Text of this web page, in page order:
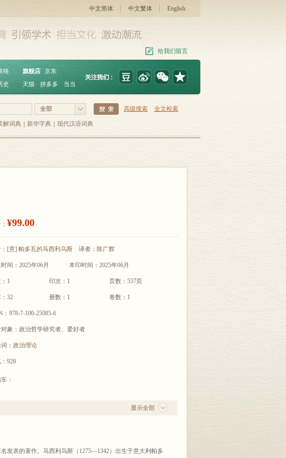
中文简体 中文繁体 English
给我们留言
络
史
旗舰店 京东
天猫
拼多多 当当
全部 高级搜索 全文检索
解词典 新华字典 现代汉语词典
¥99.00
[意] 帕多瓦的马西利乌斯 译者： 陈广辉
间：2025年06月 本印时间：2025年06月
1 印次：1 页数：557页
32 册数：1 卷数：1
：978-7-100-25085-6
象：政治哲学研究者、爱好者
： 政治理论
928
：
显示全部
发表的著作。马西利乌斯（1275—1342）出生于意大利帕多